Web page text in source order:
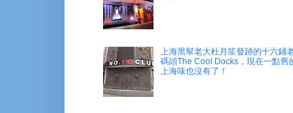
上海黑幫老大杜月笙發跡的十六鋪
碼頭The Cool Docks，現在一點舊
上海味也沒有了！